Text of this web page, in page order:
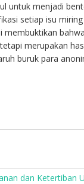
untuk menjadi
setiap isu
membuktikan bahwa
merupakan
buruk para
dan Ketertiban